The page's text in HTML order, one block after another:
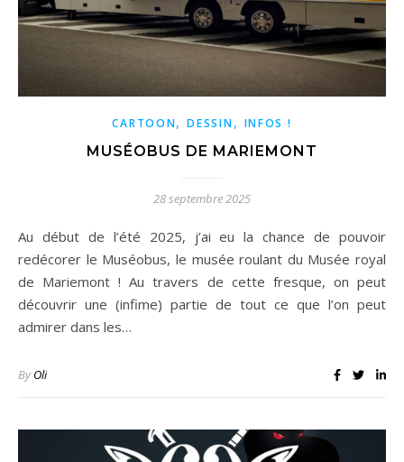
CARTOON,DESSIN, INFOS !
MUSÉOBUS DE MARIEMONT
28 septembre 2025
Au début de l’été 2025, j’ai eu la chance de pouvoir
redécorer le Muséobus, le musée roulant du Musée royal
de Mariemont ! Au travers de cette fresque, on peut
découvrir une (infime) partie de tout ce que l’on peut
admirer dans les…
ByOli